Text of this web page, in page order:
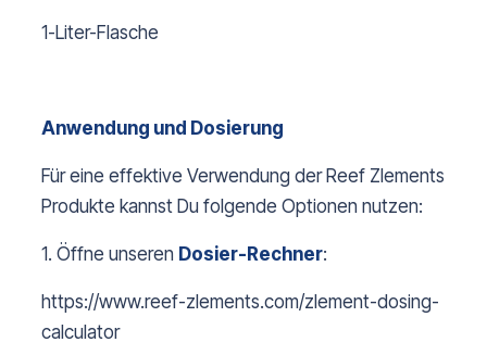
1-Liter-Flasche
Anwendung und Dosierung
Für eine effektive Verwendung der Reef Zlements
Produkte kannst Du folgende Optionen nutzen:
1. Öffne unseren Dosier-Rechner:
https://www.reef-zlements.com/zlement-dosing-
calculator